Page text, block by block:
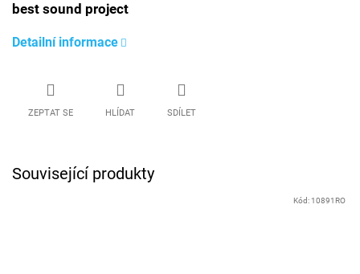
best sound project
Detailní informace
ZEPTAT SE HLÍDAT SDÍLET
Související produkty
Kód: 10891RO